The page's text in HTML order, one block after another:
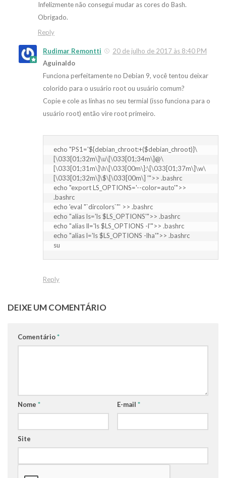
Infelizmente não consegui mudar as cores do Bash.
Obrigado.
Reply
Rudimar Remontti
20 de julho de 2017 às 8:40 PM
Aguinaldo
Funciona perfeitamente no Debian 9, você tentou deixar
colorido para o usuário root ou usuário comum?
Copie e cole as linhas no seu termial (isso funciona para o
usuário root) então vire root primeiro.
echo "PS1='${debian_chroot:+($debian_chroot)}\
[\033[01;32m\]\u\[\033[01;34m\]@\
[\033[01;31m\]\h\[\033[00m\]:\[\033[01;37m\]\w\
[\033[01;32m\]\$\[\033[00m\] '">> .bashrc
echo "export LS_OPTIONS='--color=auto'">>
.bashrc
echo 'eval "`dircolors`"' >> .bashrc
echo "alias ls='ls $LS_OPTIONS'">> .bashrc
echo "alias ll='ls $LS_OPTIONS -l'">> .bashrc
echo "alias l='ls $LS_OPTIONS -lha'">> .bashrc
su
Reply
DEIXE UM COMENTÁRIO
Comentário*
Nome * E-mail *
Site